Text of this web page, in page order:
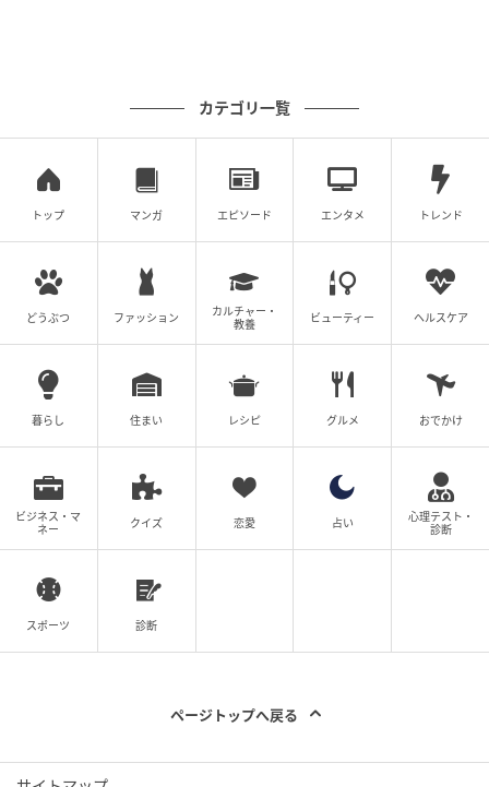
【明日なに着る？】ヒールじゃなくてもスタ
イルがよく見える「ハイウエストのデザイン
パンツ」
の記事をもっとみる
カテゴリ一覧
トップ マンガ エピソード エンタメ トレンド
どうぶつ ファッション
カルチャー・
教養
ビューティー ヘルスケア
暮らし 住まい レシピ グルメ おでかけ
ビジネス・マ
ネー
クイズ 恋愛 占い
心理テスト・
診断
スポーツ 診断
ページトップへ戻る